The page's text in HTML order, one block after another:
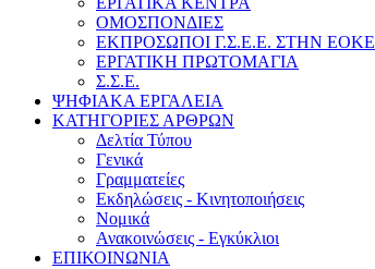
ΟΜΟΣΠΟΝΔΙΕΣ
ΕΚΠΡΟΣΩΠΟΙ Γ.Σ.Ε.Ε. ΣΤΗΝ ΕΟΚΕ
ΕΡΓΑΤΙΚΗ ΠΡΩΤΟΜΑΓΙΑ
Σ.Σ.Ε.
ΨΗΦΙΑΚΑ ΕΡΓΑΛΕΙΑ
ΚΑΤΗΓΟΡΙΕΣ ΑΡΘΡΩΝ
Δελτία Τύπου
Γενικά
Γραμματείες
Εκδηλώσεις - Κινητοποιήσεις
Νομικά
Ανακοινώσεις - Εγκύκλιοι
ΕΠΙΚΟΙΝΩΝΙΑ